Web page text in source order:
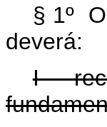
§ 1º
I -